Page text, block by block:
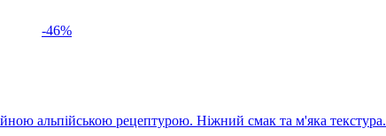
-46%
альпійською рецептурою. Ніжний смак та м'яка текстура.